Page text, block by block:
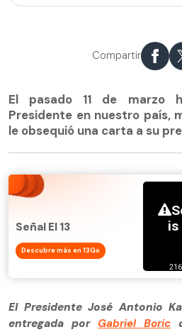
Compartir
El pasado 11 de marzo
Presidente en nuestro país,
le obsequió una carta a su
Señal El 13
Descubre más en 13Go
El Presidente José Antonio
entregada por Gabriel Boric